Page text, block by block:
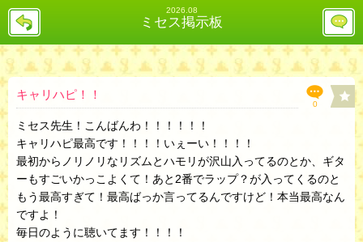
2026.08
ミセス掲示板
戻
レ
投
稿
欄
0
キャリハピ！！
ミセス先生！こんばんわ！！！！！！
キャリハピ最高です！！！！いぇーい！！！！
最初からノリノリなリズムとハモリが沢山入ってるのとか、ギタ
ーもすごいかっこよくて！あと2番でラップ？が入ってくるのと
もう最高すぎて！最高ばっか言ってるんですけど！本当最高なん
ですよ！
毎日のように聴いてます！！！！